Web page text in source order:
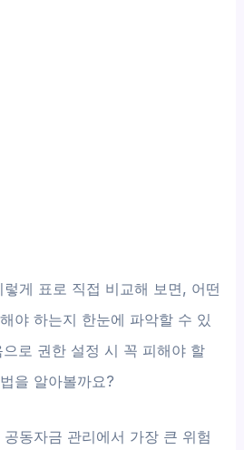
게 표로 직접 비교해 보면, 어떤
야 하는지 한눈에 파악할 수 있
로 권한 설정 시 꼭 피해야 할
을 알아볼까요?
동자금 관리에서 가장 큰 위험